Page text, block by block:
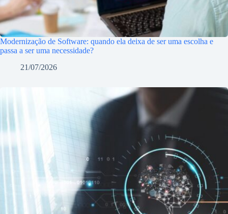
Modernização de Software: quando ela deixa de ser uma escolha e
passa a ser uma necessidade?
21/07/2026